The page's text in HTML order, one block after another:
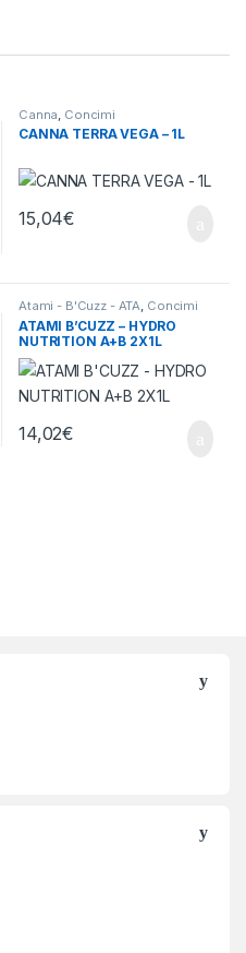
Canna Concimi
CANNA TERRA VEGA – 1L
15,04€
Atami - B'Cuzz - ATA, Concimi
ATAMI B’CUZZ – HYDRO
NUTRITION A+B 2X1L
14,02€